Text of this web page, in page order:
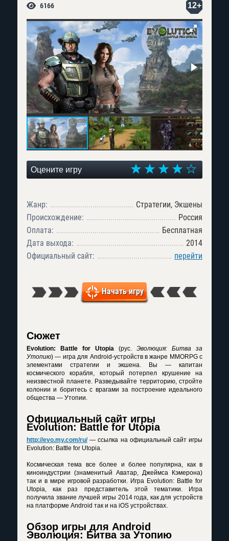
6166 12+
Оцените игру
Жанр:
Стратегии, Экшены
Происхождение:
Россия
Оплата:
Бесплатная
Дата выхода:
2014
Официальный сайт:
перейти
Начать игру
Сюжет
Evolution: Battle for Utopia (рус. Эволюция: Битва за
Утопию) — игра для Android-устройств в жанре MMORPG с
элементами стратегии и экшена. Вы — капитан
космического корабля, который потерпел крушение на
неизвестной планете. Разведывайте территорию, стройте
колонии и боритесь с врагами за построение идеального
общества — Утопии.
Официальный сайт игры
Evolution: Battle for Utopia
http://evo.my.com/ru/— ссылка на официальный сайт игры
Evolution: Battle for Utopia.
Космическая тема все более и более популярна, как в
киноиндустрии (знаменитый Аватар, Джеймса Кэмерона)
так и в мире игровой разработки. Игра Evolution: Battle for
Utopia, как раз представитель этой тематики. Игра
получила звание лучшей игры 2014 года, как для устройств
на платформе Android так и на iOS устройствах.
Обзор игры для Android
Эволюция: Битва за Утопию